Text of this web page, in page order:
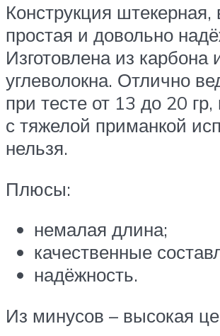
Конструкция штекерная,
простая и довольно
Изготовлена из карбона
углеволокна. Отлично
при тесте от 13 до 20 гр,
с тяжелой приманкой
нельзя.
Плюсы:
немалая длина;
качественные
надёжность.
Из минусов – высокая